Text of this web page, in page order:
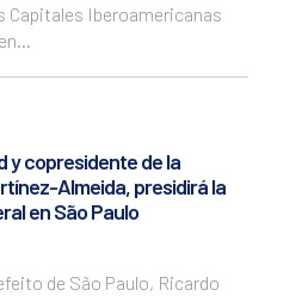
Capitales Iberoamericanas
y copresidente de la
Almeida, presidirá la
en São Paulo
de São Paulo, Ricardo